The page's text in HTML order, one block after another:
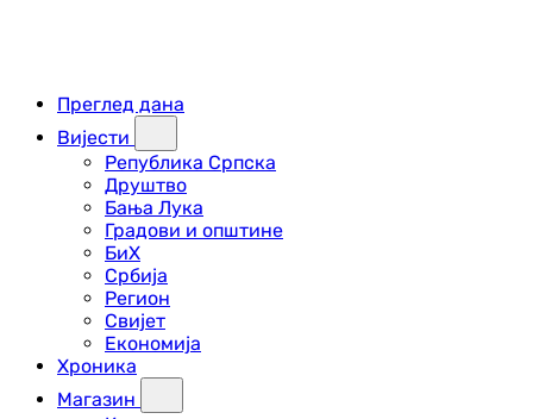
Преглед дана
Вијести
Република Српска
Друштво
Бања Лука
Градови и општине
БиХ
Србија
Регион
Свијет
Економија
Хроника
Магазин